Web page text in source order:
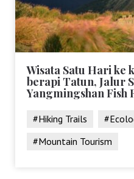
Wisata Satu Hari ke
berapi Tatun, Jalur
Yangmingshan Fish
#Hiking Trails
#Mountain Tourism